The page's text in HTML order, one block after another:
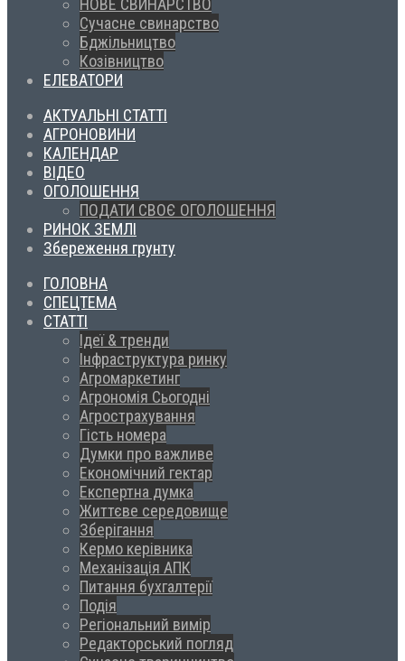
НОВЕ СВИНАРСТВО
Сучасне свинарство
Бджільництво
Козівництво
ЕЛЕВАТОРИ
АКТУАЛЬНІ СТАТТІ
АГРОНОВИНИ
КАЛЕНДАР
ВІДЕО
ОГОЛОШЕННЯ
ПОДАТИ СВОЄ ОГОЛОШЕННЯ
РИНОК ЗЕМЛІ
Збереження грунту
ГОЛОВНА
СПЕЦТЕМА
СТАТТІ
Ідеї & тренди
Інфраструктура ринку
Агромаркетинг
Агрономія Сьогодні
Агрострахування
Гість номера
Думки про важливе
Економічний гектар
Експертна думка
Життєве середовище
Зберігання
Кермо керівника
Механізація АПК
Питання бухгалтерії
Подія
Регіональний вимір
Редакторський погляд